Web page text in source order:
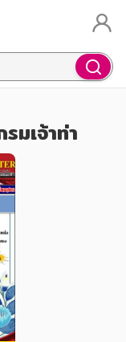
มเจ้าท่า